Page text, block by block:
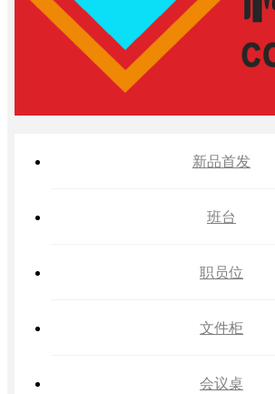
新品首发
班台
职员位
文件柜
会议桌